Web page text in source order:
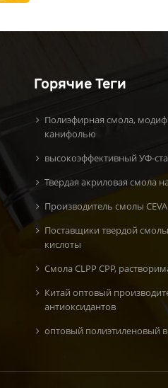
Горячие Теги
Полиэфирная смола,
канифолью
высокоэффективный УФ-
Твердая акриловая смола
Производитель смолы CEVA
Поставщики твердой
кислоты
Смола CLPP CPP,
Китай оптовый
антиоксидантов
oптовый полиэтиленовый